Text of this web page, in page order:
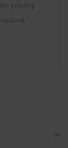
printing
04